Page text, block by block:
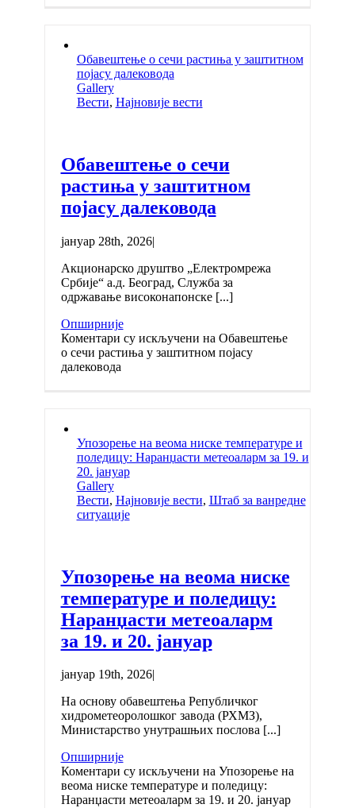
Обавештење о сечи растиња у заштитном
појасу далековода
Gallery
Вести, Најновије вести
Обавештење о сечи
растиња у заштитном
појасу далековода
јануар 28th, 2026|
Акционарско друштво „Електромрежа
Србије“ а.д. Београд, Служба за
одржавање високонапонске [...]
Опширније
Коментари су искључени на Обавештење
о сечи растиња у заштитном појасу
далековода
Упозорење на веома ниске температуре и
поледицу: Наранџасти метеоаларм за 19. и
20. јануар
Gallery
Вести, Најновије вести, Штаб за ванредне
ситуације
Упозорење на веома ниске
температуре и поледицу:
Наранџасти метеоаларм
за 19. и 20. јануар
јануар 19th, 2026|
На основу обавештења Републичког
хидрометеоролошког завода (РХМЗ),
Министарство унутрашњих послова [...]
Опширније
Коментари су искључени на Упозорење на
веома ниске температуре и поледицу:
Наранџасти метеоаларм за 19. и 20. јануар